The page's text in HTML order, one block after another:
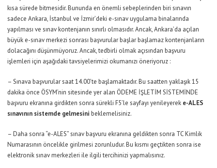
kısa sürede bitmesidir. Bununda en önemli sebeplerinden biri sınavın
sadece Ankara, İstanbul ve İzmir’deki e-sınav uygulama binalarında
yapılması ve sınav kontenjanın sınırlı olmasıdır. Ancak, Ankara’da açılan
büyük e-sınav merkezi sonrası başvurular başlar başlamaz kontenjanların
dolacağını düşünmüyoruz. Ancak, tedbirli olmak açısından başvuru
işlemleri için aşağıdaki tavsiyelerimizi okumanızı öneriyoruz :
– Sınava başvurular saat 14.00’te başlamaktadır. Bu saatten yaklaşık 15
dakika önce ÖSYM’nin sitesinde yer alan ÖDEME İŞLETİM SİSTEMİNDE
başvuru ekranına girdikten sonra sürekli F5’le sayfayı yenileyerek e-ALES
sınavının sistemde gelmesini beklemelisiniz.
– Daha sonra “e-ALES” sınav başvuru ekranına geldikten sonra TC Kimlik
Numarasının öncelikle girilmesi zorunludur. Bu kısmı geçtikten sonra ise
elektronik sınav merkezleri ile ilgili tercihinizi yapmalısınız.